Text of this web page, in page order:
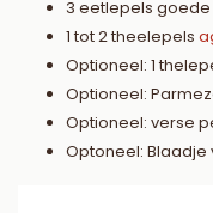
3 eetlepels goede
1 tot 2 theelepels
Optioneel: 1
Optioneel:
Optioneel: verse
Optoneel: Blaadje